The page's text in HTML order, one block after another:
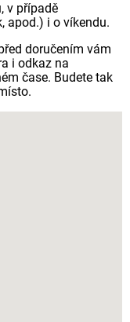
v případě
apod.) i o víkendu.
doručením vám
i odkaz na
čase. Budete tak